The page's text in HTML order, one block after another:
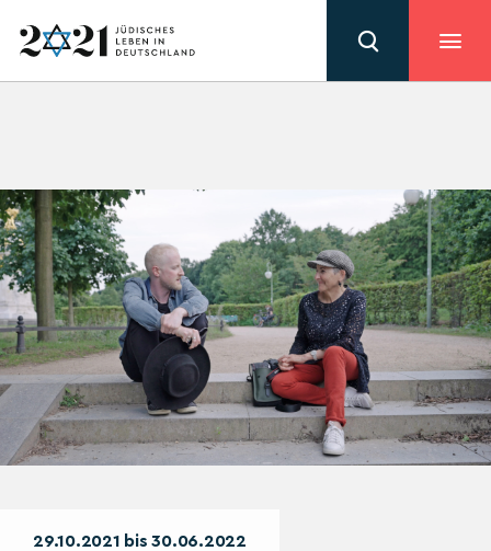
29.10.2021 bis 30.06.2022